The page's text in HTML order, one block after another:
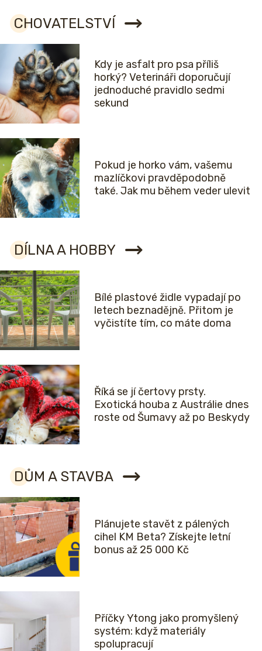
CHOVATELSTVÍ
Kdy je asfalt pro psa příliš
horký? Veterináři doporučují
jednoduché pravidlo sedmi
sekund
Pokud je horko vám, vašemu
mazlíčkovi pravděpodobně
také. Jak mu během veder ulevit
DÍLNA A HOBBY
Bílé plastové židle vypadají po
letech beznadějně. Přitom je
vyčistíte tím, co máte doma
Říká se jí čertovy prsty.
Exotická houba z Austrálie dnes
roste od Šumavy až po Beskydy
DŮM A STAVBA
Plánujete stavět z pálených
cihel KM Beta? Získejte letní
bonus až 25 000 Kč
Příčky Ytong jako promyšlený
systém: když materiály
spolupracují